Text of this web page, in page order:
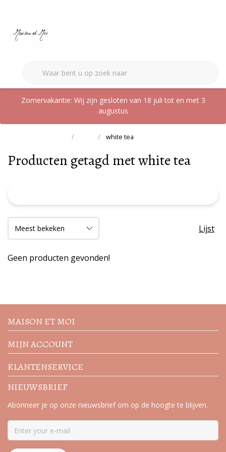
Zomervakantie: Wij zijn gesloten van 18 juli tot en met 3
augustus
white tea
Producten getagd met white tea
Lijst
Geen producten gevonden!
acties
MAISON ET MOI
MIJN ACCOUNT
KLANTENSERVICE
NIEUWSBRIEF
Abonneer je op onze nieuwsbrief om op de hoogte te blijven.